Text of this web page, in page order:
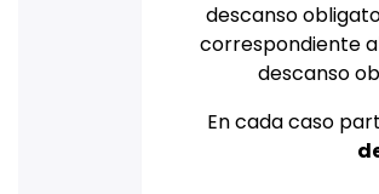
descanso
correspondiente
descanso
En cada caso